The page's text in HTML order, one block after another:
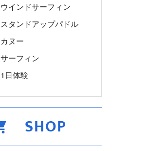
ウインドサーフィン
スタンドアップパドル
カヌー
サーフィン
1日体験